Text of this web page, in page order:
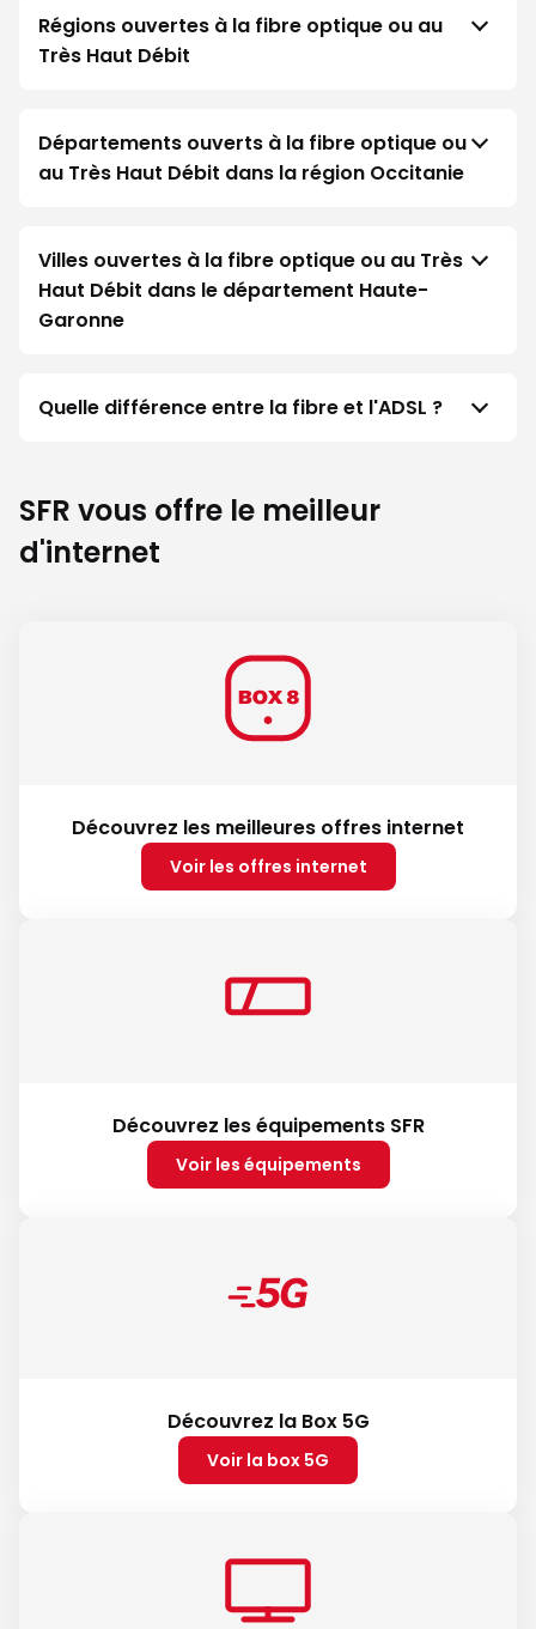
Régions ouvertes à la fibre optique ou au
Très Haut Débit
Départements ouverts à la fibre optique ou
au Très Haut Débit dans la région Occitanie
Villes ouvertes à la fibre optique ou au Très
Haut Débit dans le département Haute-
Garonne
Quelle différence entre la fibre et l'ADSL ?
SFR vous offre le meilleur
d'internet
Découvrez les meilleures offres internet
Voir les offres internet
Découvrez les équipements SFR
Voir les équipements
Découvrez la Box 5G
Voir la box 5G